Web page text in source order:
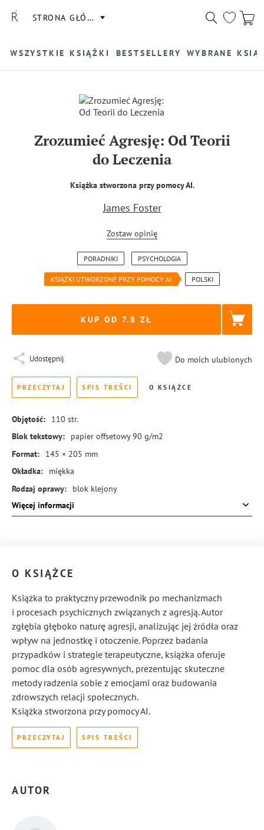
STRONA GŁÓWNA
WSZYSTKIE KSIĄŻKI BESTSELLERY WYBRANE
Zrozumieć Agresję: Od Teorii
do Leczenia
Książka stworzona przy pomocy AI.
James Foster
Zostaw opinię
PORADNIKI PSYCHOLOGIA
KSIĄŻKI UTWORZONE PRZY POMOCY AI POLSKI
KUP OD 7.8
Udostępnij Do moich ulubionych
PRZECZYTAJ SPIS TREŚCI O KSIĄŻCE
Objętość: 110 str.
Blok tekstowy:
papier offsetowy 90 g/m2
Format:
145 × 205 mm
Okładka:
miękka
Rodzaj oprawy:
blok klejony
ISBN:
978-83-8369-563-1
Więcej informacji
O KSIĄŻCE
Książka to praktyczny przewodnik po mechanizmach
i procesach psychicznych związanych z agresją. Autor
zgłębia głęboko naturę agresji, analizując jej źródła oraz
wpływ na jednostkę i otoczenie. Poprzez badania
przypadków i strategie terapeutyczne, książka oferuje
pomoc dla osób agresywnych, prezentując skuteczne
metody radzenia sobie z emocjami oraz budowania
zdrowszych relacji społecznych.
Książka stworzona przy pomocy AI.
PRZECZYTAJ SPIS TREŚCI
AUTOR